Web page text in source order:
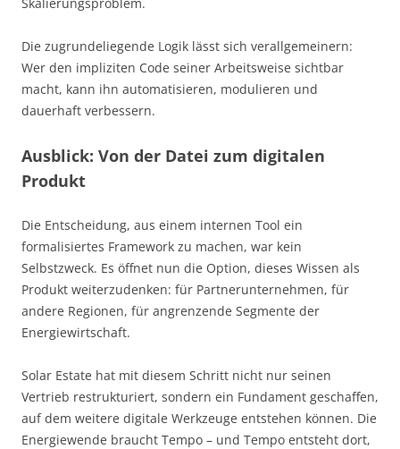
Die zugrundeliegende Logik lässt sich verallgemeinern:
Wer den impliziten Code seiner Arbeitsweise sichtbar
macht, kann ihn automatisieren, modulieren und
dauerhaft verbessern.
Ausblick: Von der Datei zum digitalen
Produkt
Die Entscheidung, aus einem internen Tool ein
formalisiertes Framework zu machen, war kein
Selbstzweck. Es öffnet nun die Option, dieses Wissen als
Produkt weiterzudenken: für Partnerunternehmen, für
andere Regionen, für angrenzende Segmente der
Energiewirtschaft.
Solar Estate hat mit diesem Schritt nicht nur seinen
Vertrieb restrukturiert, sondern ein Fundament geschaffen,
auf dem weitere digitale Werkzeuge entstehen können. Die
Energiewende braucht Tempo – und Tempo entsteht dort,